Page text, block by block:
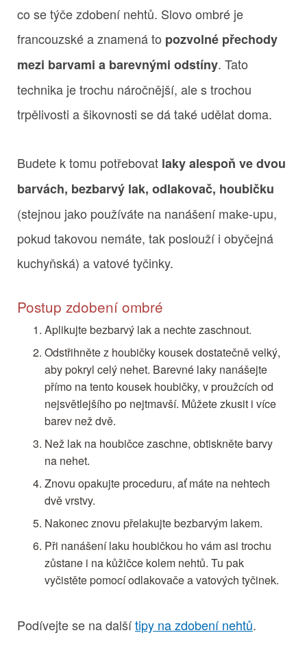
co se týče zdobení nehtů. Slovo ombré je
francouzské a znamená to pozvolné přechody
mezi barvami a barevnými odstíny. Tato
technika je trochu náročnější, ale s trochou
trpělivosti a šikovnosti se dá také udělat doma.
Budete k tomu potřebovat laky alespoň ve dvou
barvách, bezbarvý lak, odlakovač, houbičku
(stejnou jako používáte na nanášení make-upu,
pokud takovou nemáte, tak poslouží i obyčejná
kuchyňská) a vatové tyčinky.
Postup zdobení ombré
Aplikujte bezbarvý lak a nechte zaschnout.
Odstřihněte z houbičky kousek dostatečně velký,
aby pokryl celý nehet. Barevné laky nanášejte
přímo na tento kousek houbičky, v proužcích od
nejsvětlejšího po nejtmavší. Můžete zkusit i více
barev než dvě.
Než lak na houbičce zaschne, obtiskněte barvy
na nehet.
Znovu opakujte proceduru, ať máte na nehtech
dvě vrstvy.
Nakonec znovu přelakujte bezbarvým lakem.
Při nanášení laku houbičkou ho vám asi trochu
zůstane i na kůžičce kolem nehtů. Tu pak
vyčistěte pomocí odlakovače a vatových tyčinek.
Podívejte se na dalšítipy na zdobení nehtů.